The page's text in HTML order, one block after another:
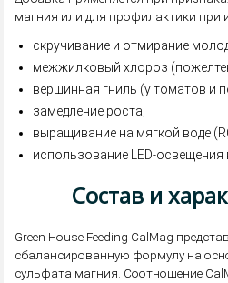
магния или для профилактики при
скручивание и отмирание
межжилковый хлороз
вершинная гниль (у томатов и
замедление роста;
выращивание на мягкой воде
использование LED-
Состав и
Green House Feeding CalMag
сбалансированную формулу на
сульфата магния. Соотношение